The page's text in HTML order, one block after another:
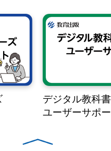
デジタル教科
ユーザーサポ